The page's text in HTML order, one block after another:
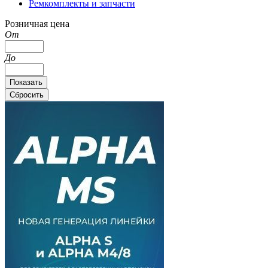
Ремкомплекты и запчасти
Розничная цена
От
До